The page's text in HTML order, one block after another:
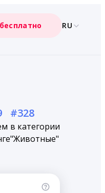
RU
#328
в категории
"Животные"